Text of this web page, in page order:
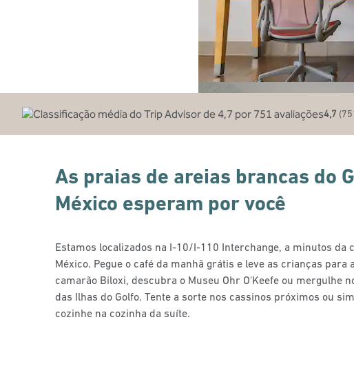
4,7 (
As praias de areias brancas do
México esperam por você
Estamos localizados na I-10/I-110 Interchange, a minutos da
México. Pegue o café da manhã grátis e leve as crianças para
camarão Biloxi, descubra o Museu Ohr O'Keefe ou mergulhe
das Ilhas do Golfo. Tente a sorte nos cassinos próximos ou
cozinhe na cozinha da suíte.